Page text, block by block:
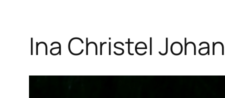
Ina Christel